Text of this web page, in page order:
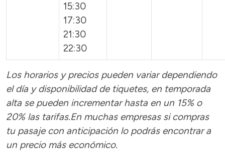
15:30
17:30
21:30
22:30
Los horarios y precios pueden variar dependiendo
el día y disponibilidad de tiquetes, en temporada
alta se pueden incrementar hasta en un 15% o
20% las tarifas.En muchas empresas si compras
tu pasaje con anticipación lo podrás encontrar a
un precio más económico.